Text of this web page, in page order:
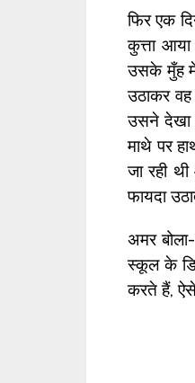
फिर एक
कुत्ता
उसके मुँह
उठाकर
उसने देखा
माथे पर
जा रही
फायदा
अमर
स्कूल के
करते हैं,